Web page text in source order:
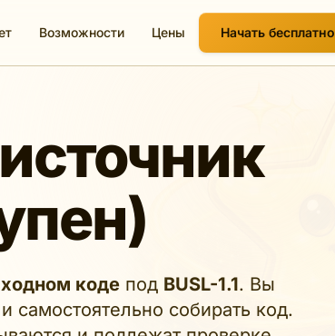
Возможности Цены Начать бесплатно
кодепод BUSL-1.1. Вы
самостоятельно собирать код.